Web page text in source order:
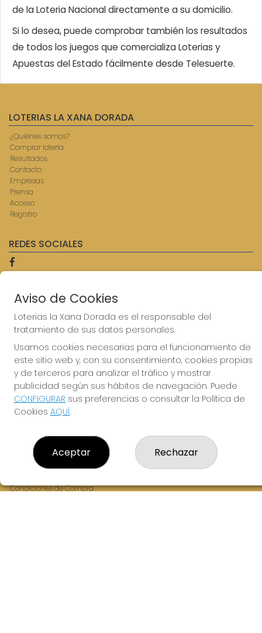
de la Loteria Nacional directamente a su domicilio.
Si lo desea, puede comprobar también los resultados
de todos los juegos que comercializa Loterias y
Apuestas del Estado fácilmente desde Telesuerte.
LOTERIAS LA XANA DORADA
¿Quiénes somos?
Comprar lotería
Resultados
Contacto
Empresas
Prensa
Acceso
Registro
REDES SOCIALES
CONTACTO
ADMINISTRACION DE LOTERIAS: 9-AVILES - RECEPTOR
OFICIAL: 57750
985567207
Clica aquí para contactar por WhatsApp
614069067
info@laxanadorada.com
Fernandez Balsera 26 bajo
Aviles, 33402
(Asturias) España
Aviso Legal
Política de Privacidad
Condiciones de Compra
Aviso de Cookies
Loterias la Xana Dorada es el responsable del
tratamiento de sus datos personales.
Usamos cookies necesarias para el funcionamiento de
este sitio web y, con su consentimiento, cookies propias
y de terceros para analizar el tráfico y mostrar
publicidad según sus hábitos de navegación. Puede
CONFIGURAR sus preferencias o consultar la Política de
Cookies AQUÍ.
Aceptar Rechazar